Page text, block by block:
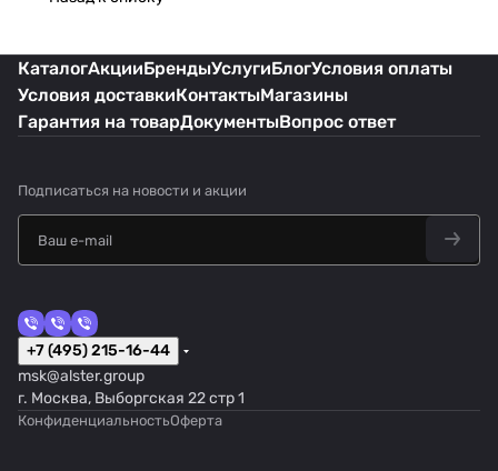
КаталогАкцииБрендыУслугиБлогУсловия оплаты
Условия доставкиКонтактыМагазины
Гарантия на товарДокументыВопрос ответ
Подписаться на новости и акции
+7 (495) 215-16-44
msk@alster.group
г. Москва, Выборгская 22 стр 1
КонфиденциальностьОферта